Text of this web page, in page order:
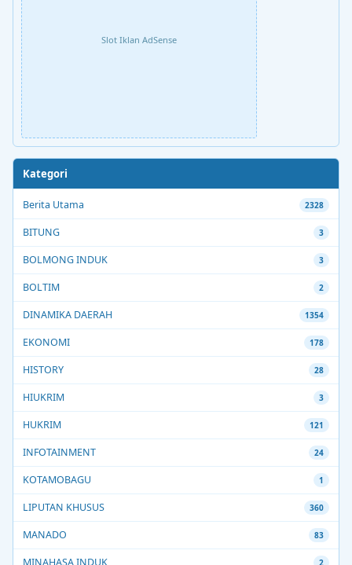
Slot Iklan AdSense
Kategori
Berita Utama 2328
BITUNG 3
BOLMONG INDUK 3
BOLTIM 2
DINAMIKA DAERAH 1354
EKONOMI 178
HISTORY 28
HIUKRIM 3
HUKRIM 121
INFOTAINMENT 24
KOTAMOBAGU 1
LIPUTAN KHUSUS 360
MANADO 83
MINAHASA INDUK 2